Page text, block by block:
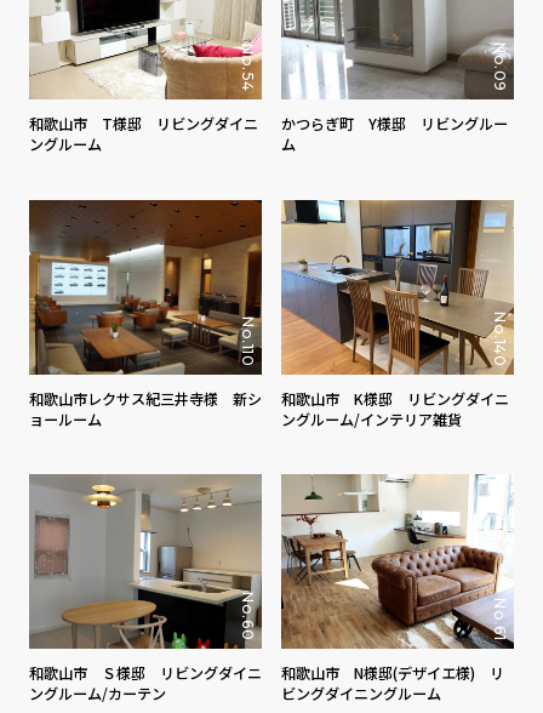
No.54
和歌山市 T様邸 リビングダイニ
ングルーム
No.09
かつらぎ町 Y様邸 リビングルー
ム
No.110
和歌山市レクサス紀三井寺様 新シ
ョールーム
No.140
和歌山市 K様邸 リビングダイニ
ングルーム/インテリア雑貨
No.60
和歌山市 Ｓ様邸 リビングダイニ
ングルーム/カーテン
No.61
和歌山市 N様邸(デザイエ様) リ
ビングダイニングルーム